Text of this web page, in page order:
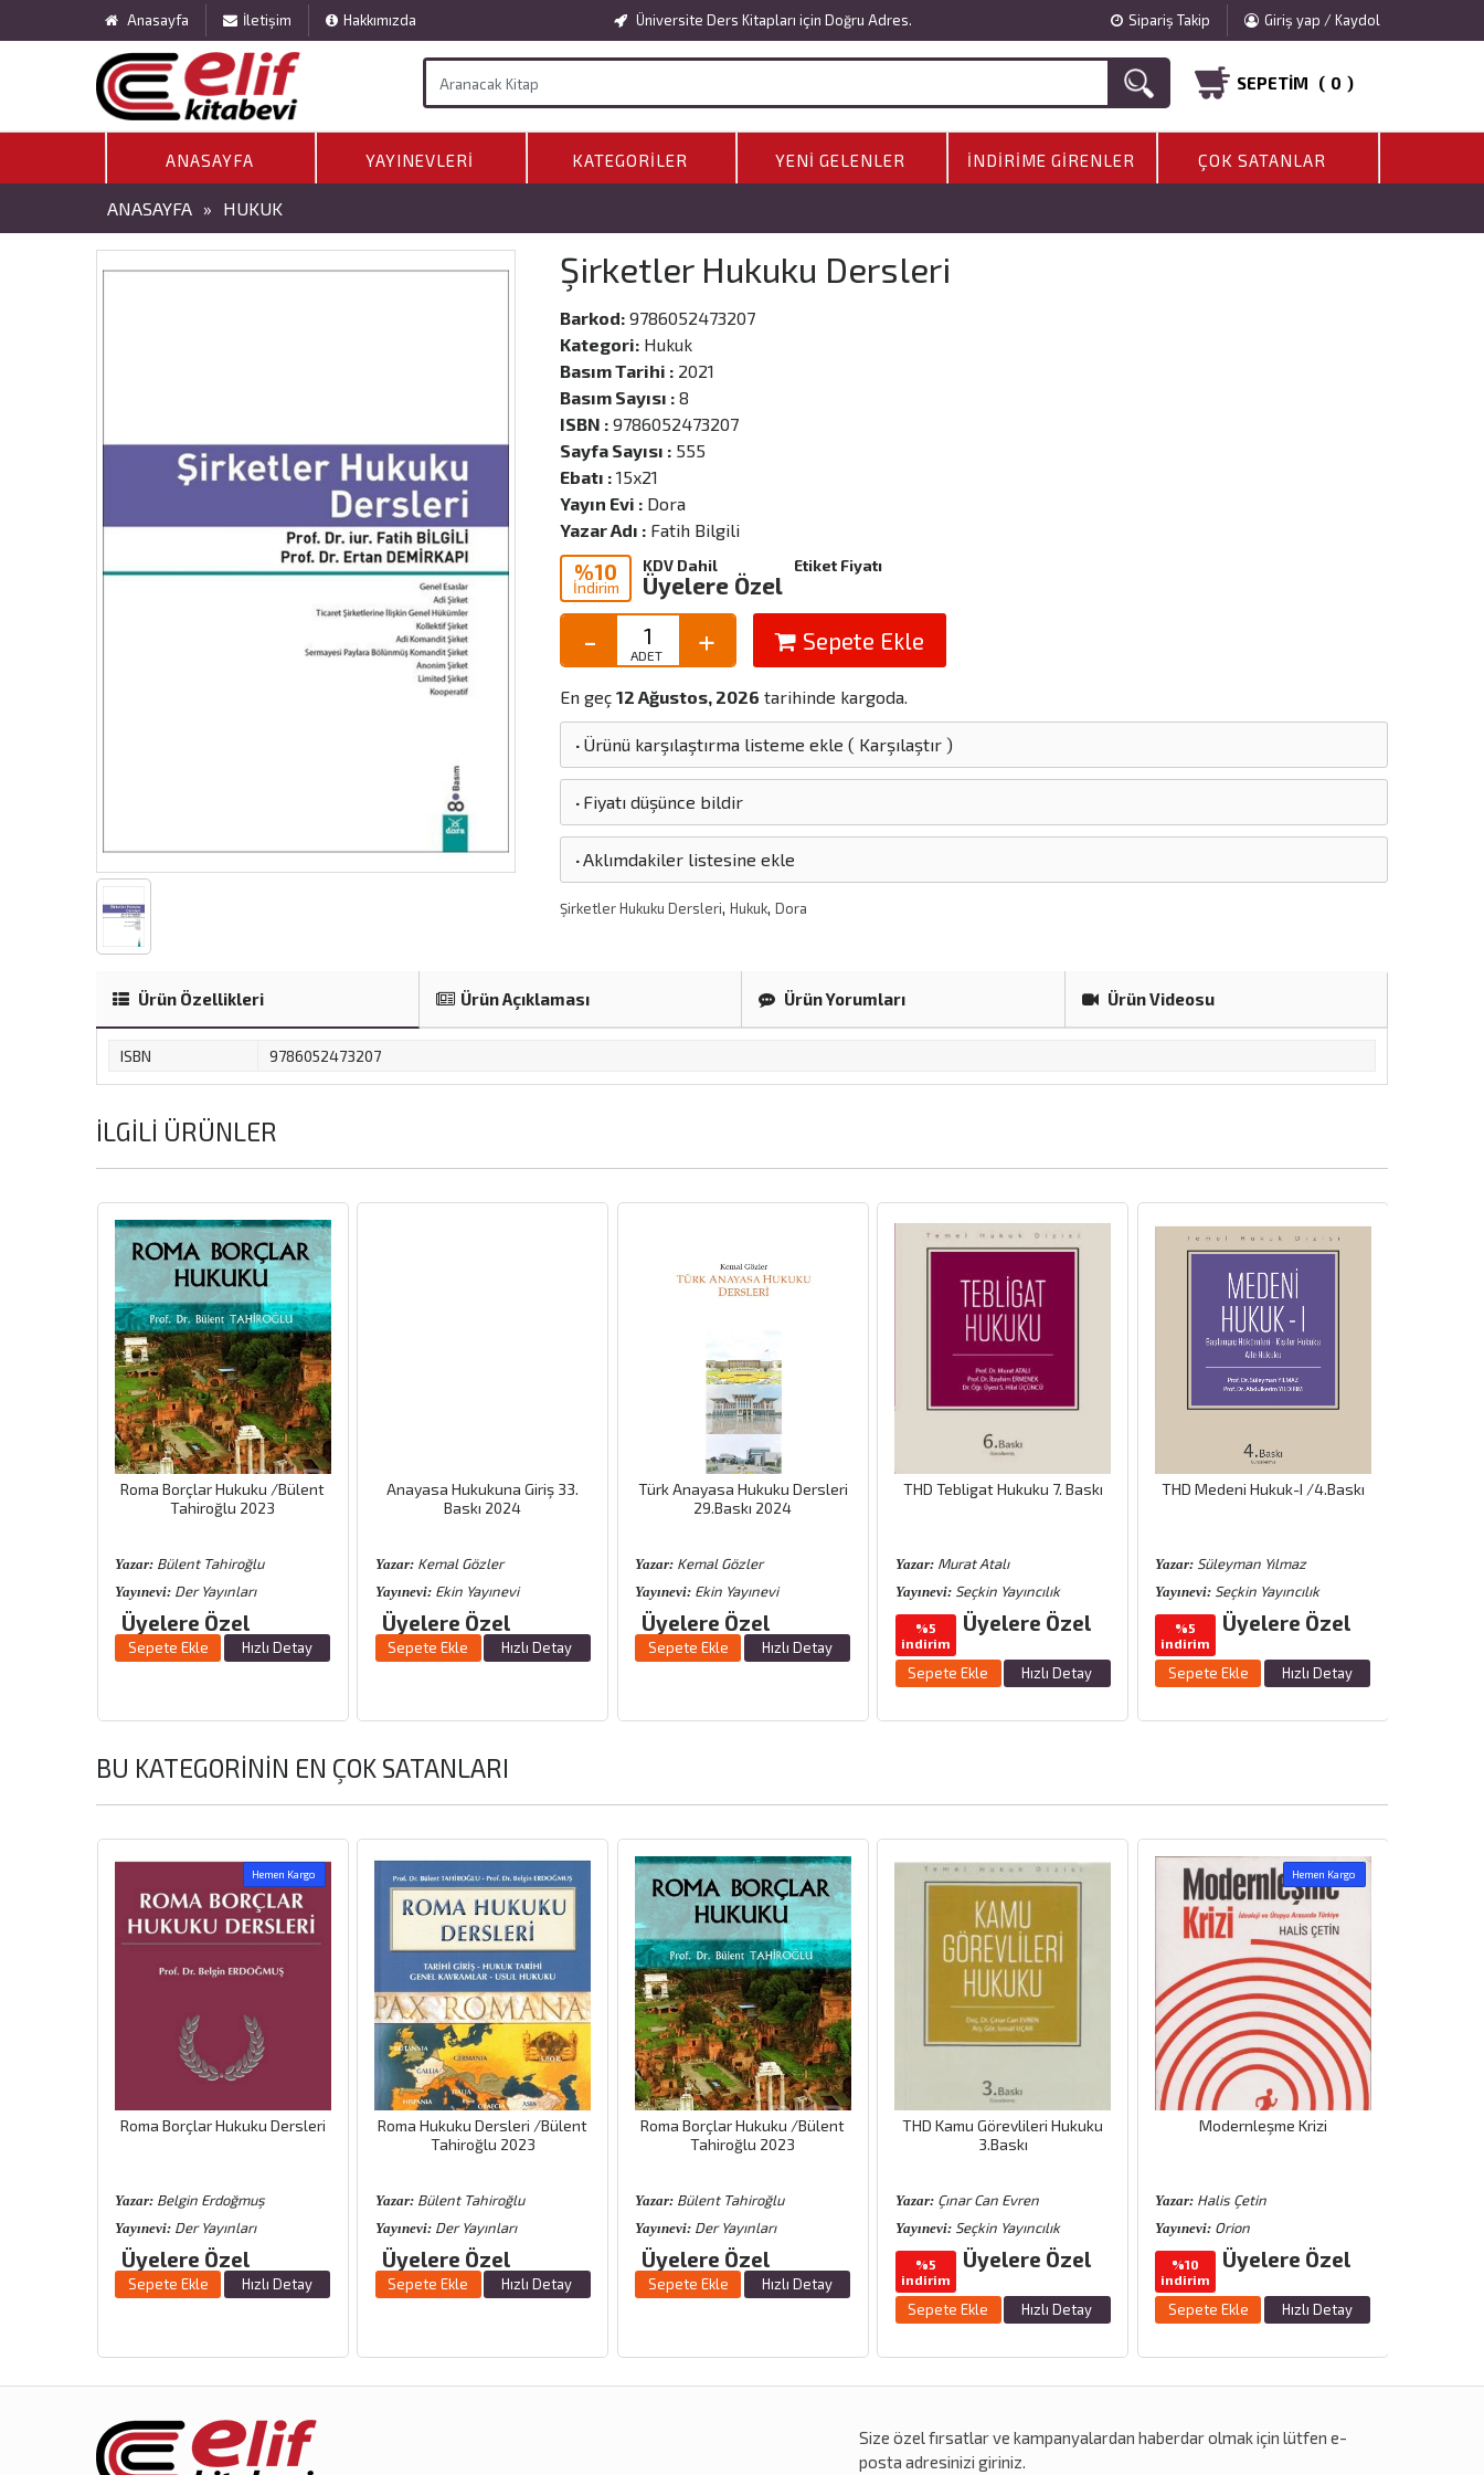
Anasayfa İletişim Hakkımızda Üniversite Ders Kitapları için Doğru Adres. Sipariş Takip Giriş yap / Kaydol
SEPETIM ( 0 )
ANASAYFA YAYINEVLERI KATEGORILER YENI GELENLER İNDIRIME GIRENLER ÇOK SATANLAR
ANASAYFA » HUKUK
Şirketler Hukuku Dersleri
Barkod: 9786052473207
Kategori: Hukuk
Basım Tarihi : 2021
Basım Sayısı : 8
ISBN : 9786052473207
Sayfa Sayısı : 555
Ebatı : 15x21
Yayın Evi : Dora
Yazar Adı : Fatih Bilgili
%10
İndirim
KDV Dahil
Üyelere Özel
Etiket Fiyatı
Sepete Ekle
En geç 12 Ağustos, 2026 tarihinde kargoda.
· Ürünü karşılaştırma listeme ekle ( Karşılaştır )
· Fiyatı düşünce bildir
·Aklımdakiler listesine ekle
Şirketler Hukuku Dersleri, Hukuk, Dora
Ürün Özellikleri Ürün Açıklaması Ürün Yorumları Ürün Videosu
ISBN 9786052473207
İLGILI ÜRÜNLER
Roma Borçlar Hukuku /Bülent
Tahiroğlu 2023
Yazar: Bülent Tahiroğlu
Yayınevi: Der Yayınları
Üyelere Özel
Sepete Ekle Hızlı Detay
Anayasa Hukukuna Giriş 33.
Baskı 2024
Yazar:Kemal Gözler
Yayınevi:Ekin Yayınevi
Üyelere Özel
Sepete Ekle Hızlı Detay
Türk Anayasa Hukuku Dersleri
29.Baskı 2024
Yazar: Kemal Gözler
Yayınevi: Ekin Yayınevi
Üyelere Özel
Sepete Ekle Hızlı Detay
THD Tebligat Hukuku 7. Baskı
Yazar:Murat Atalı
Yayınevi:Seçkin Yayıncılık
%5
indirim
Üyelere Özel
Sepete Ekle Hızlı Detay
THD Medeni Hukuk-I /4.Baskı
Yazar: Süleyman Yılmaz
Yayınevi: Seçkin Yayıncılık
%5
indirim
Üyelere Özel
Sepete Ekle Hızlı Detay
BU KATEGORININ EN ÇOK SATANLARI
Hemen Kargo
Roma Borçlar Hukuku Dersleri
Yazar: Belgin Erdoğmuş
Yayınevi: Der Yayınları
Üyelere Özel
Sepete Ekle Hızlı Detay
Roma Hukuku Dersleri /Bülent
Tahiroğlu 2023
Yazar:Bülent Tahiroğlu
Yayınevi:Der Yayınları
Üyelere Özel
Sepete Ekle Hızlı Detay
Roma Borçlar Hukuku /Bülent
Tahiroğlu 2023
Yazar: Bülent Tahiroğlu
Yayınevi: Der Yayınları
Üyelere Özel
Sepete Ekle Hızlı Detay
THD Kamu Görevlileri Hukuku
3.Baskı
Yazar:Çınar Can Evren
Yayınevi:Seçkin Yayıncılık
%5
indirim
Üyelere Özel
Sepete Ekle Hızlı Detay
Hemen Kargo
Modernleşme Krizi
Yazar: Halis Çetin
Yayınevi: Orion
%10
indirim
Üyelere Özel
Sepete Ekle Hızlı Detay
Size özelfırsatlarvekampanyalardan haberdar olmak için lütfen e-
posta adresinizi giriniz.